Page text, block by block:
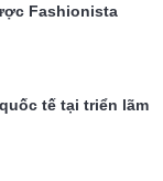
Fashionista
tế tại triển lãm